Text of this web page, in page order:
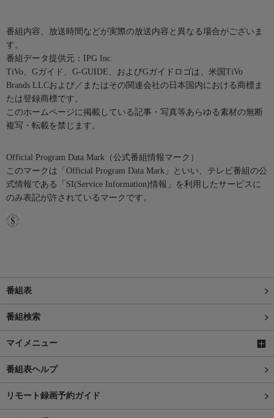
番組内容、放送時間などが実際の放送内容と異なる場合がございま
す。
番組データ提供元：IPG Inc.
TiVo、Gガイド、G-GUIDE、およびGガイドロゴは、米国TiVo
Brands LLCおよび／またはその関連会社の日本国内における商標ま
たは登録商標です。
このホームページに掲載している記事・写真等あらゆる素材の無断
複写・転載を禁じます。
Official Program Data Mark（公式番組情報マーク）
このマークは「Official Program Data Mark」といい、テレビ番組の公
式情報である「SI(Service Information)情報」を利用したサービスに
のみ表記が許されているマークです。
番組表
番組検索
マイメニュー
番組表ヘルプ
リモート録画予約ガイド